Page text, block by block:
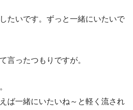
たいです。ずっと一緒にいたいで
言ったつもりですが。
ば一緒にいたいね～と軽く流され